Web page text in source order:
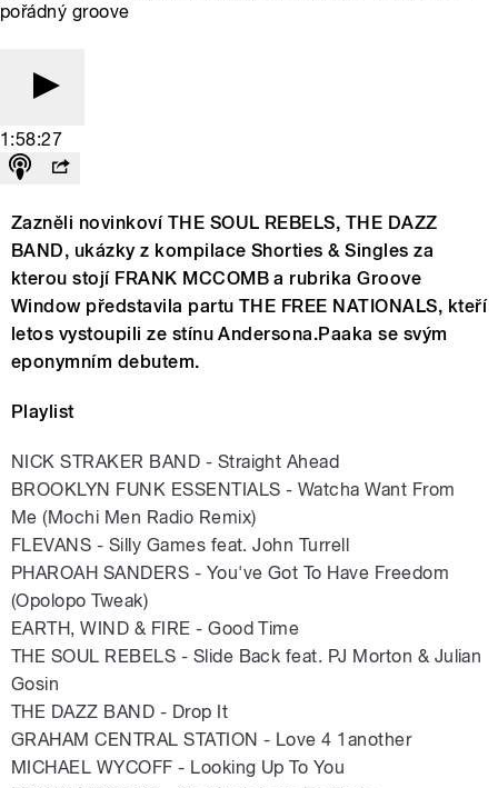
pořádný groove
1:58:27
Zazněli novinkoví THE SOUL REBELS, THE DAZZ
BAND, ukázky z kompilace Shorties & Singles za
kterou stojí FRANK MCCOMB a rubrika Groove
Window představila partu THE FREE NATIONALS, kteří
letos vystoupili ze stínu Andersona.Paaka se svým
eponymním debutem.
Playlist
NICK STRAKER BAND - Straight Ahead
BROOKLYN FUNK ESSENTIALS - Watcha Want From
Me (Mochi Men Radio Remix)
FLEVANS - Silly Games feat. John Turrell
PHAROAH SANDERS - You've Got To Have Freedom
(Opolopo Tweak)
EARTH, WIND & FIRE - Good Time
THE SOUL REBELS - Slide Back feat. PJ Morton & Julian
Gosin
THE DAZZ BAND - Drop It
GRAHAM CENTRAL STATION - Love 4 1another
MICHAEL WYCOFF - Looking Up To You